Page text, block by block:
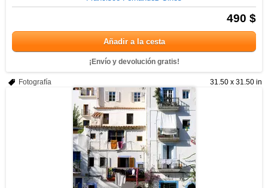
490 $
Añadir a la cesta
¡Envío y devolución gratis!
31.50 x 31.50 in
Fotografía